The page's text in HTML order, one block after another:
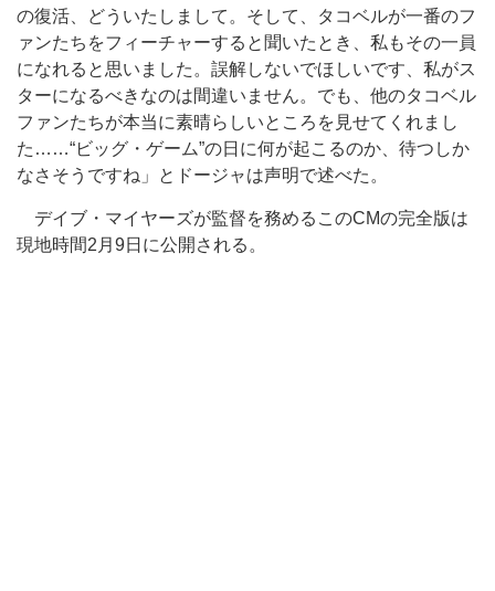
の復活、どういたしまして。そして、タコベルが一番のフ
ァンたちをフィーチャーすると聞いたとき、私もその一員
になれると思いました。誤解しないでほしいです、私がス
ターになるべきなのは間違いません。でも、他のタコベル
ファンたちが本当に素晴らしいところを見せてくれまし
た……“ビッグ・ゲーム”の日に何が起こるのか、待つしか
なさそうですね」とドージャは声明で述べた。
デイブ・マイヤーズが監督を務めるこのCMの完全版は
現地時間2月9日に公開される。